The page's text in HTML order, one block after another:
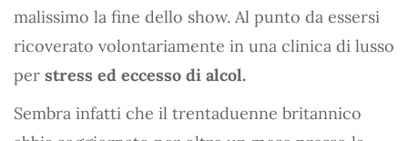
malissimo la fine dello show. Al punto da essersi
ricoverato volontariamente in una clinica di lusso
per stress ed eccesso di alcol.
Sembra infatti che il trentaduenne britannico